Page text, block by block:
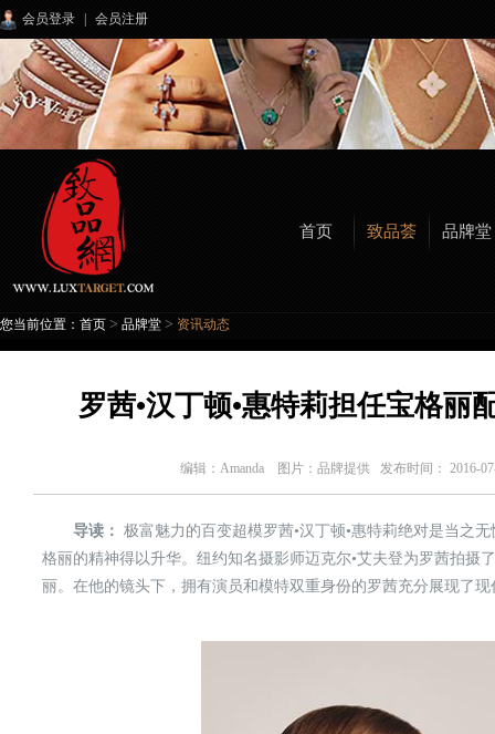
会员登录 会员注册
首页 致品荟 品牌堂
您当前位置： 首页 > 品牌堂 > 资讯动态
罗茜•汉丁顿•惠特莉担任宝格丽
编辑： Amanda 图片：品牌提供 发布时间： 2016-
导读： 极富魅力的百变超模罗茜•汉丁顿•惠特莉绝对是当之
格丽的精神得以升华。纽约知名摄影师迈克尔•艾夫登为罗茜拍摄
丽。在他的镜头下，拥有演员和模特双重身份的罗茜充分展现了